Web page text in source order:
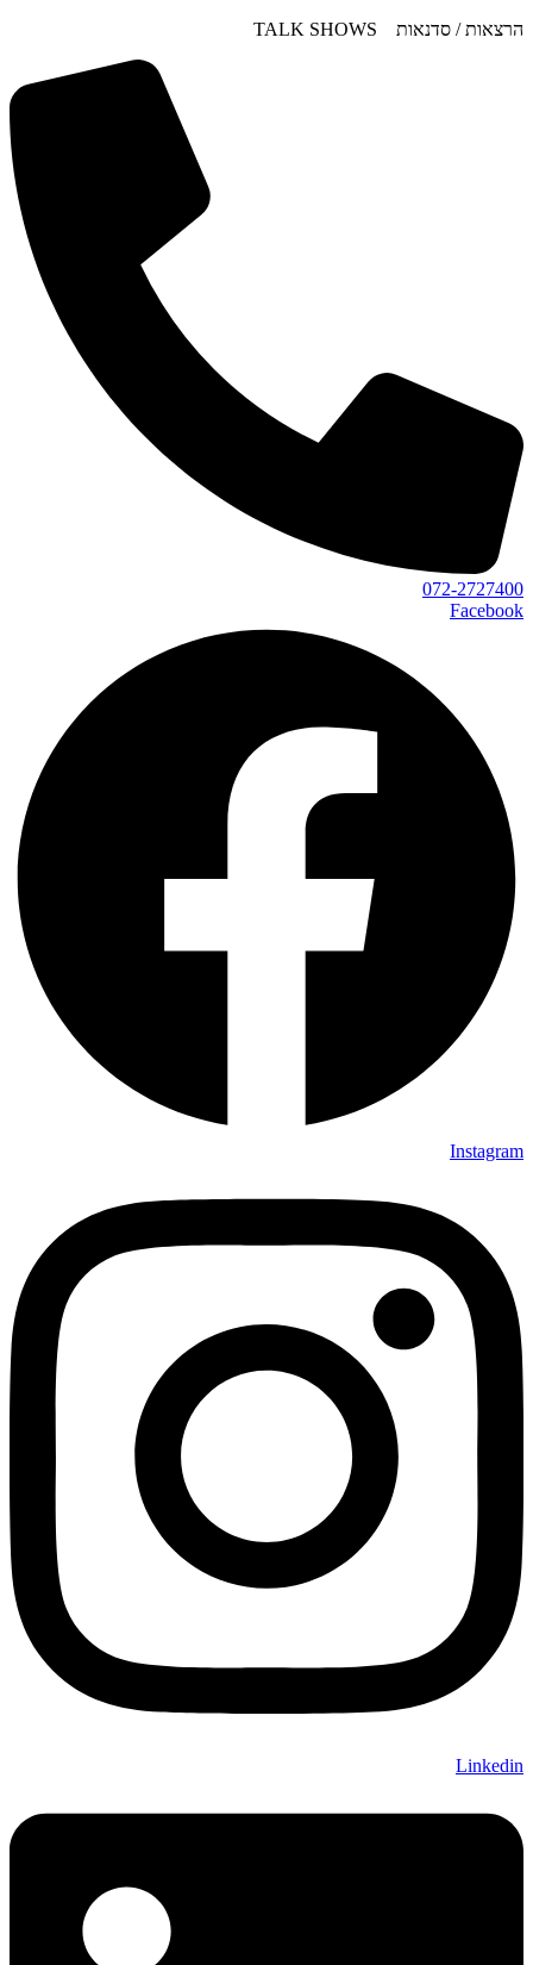
דלג
הרצאות / סדנאות TALK SHOWS
072-2727400
Facebook
Instagram
Linkedin